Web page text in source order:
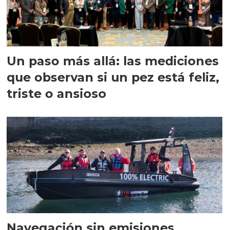
Un paso más allá: las mediciones
que observan si un pez está feliz,
triste o ansioso